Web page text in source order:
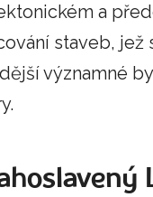
a
staveb, jež
významné